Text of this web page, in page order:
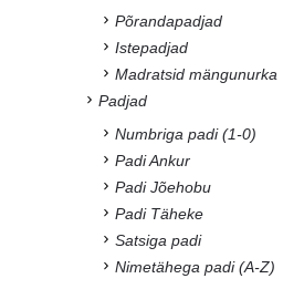
Põrandapadjad
Istepadjad
Madratsid mängunurka
Padjad
Numbriga padi (1-0)
Padi Ankur
Padi Jõehobu
Padi Täheke
Satsiga padi
Nimetähega padi (A-Z)